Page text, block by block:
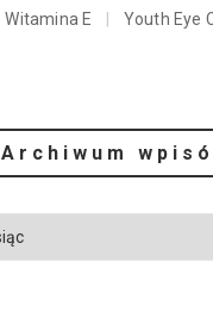
Witamina E Youth Eye
Archiwum